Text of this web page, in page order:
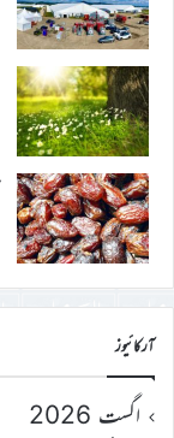
آرکائیوز
اگست 2026